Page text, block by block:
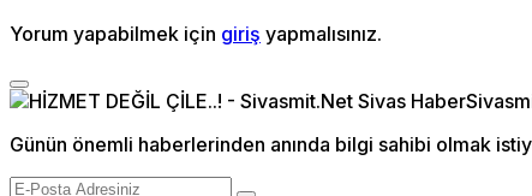
Yorum yapabilmek için giriş yapmalısınız.
Günün önemli haberlerinden anında bilgi sahibi olmak